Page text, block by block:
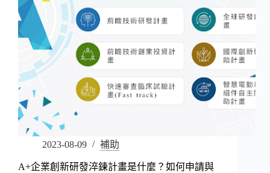
2023-08-09 補助
A+企業創新研發淬鍊計畫是什麼？如何申請與